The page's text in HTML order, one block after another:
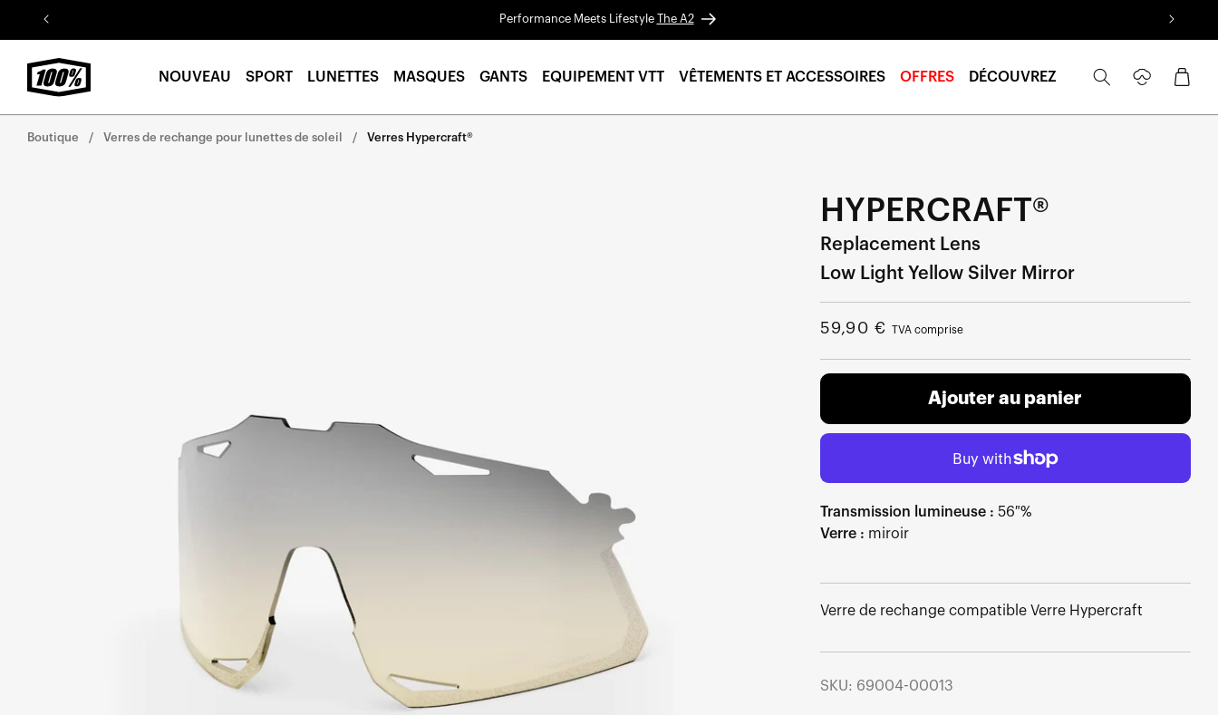
Aller au
contenu
Performance Meets Lifestyle The A2
NOUVEAU SPORT LUNETTES MASQUES GANTS EQUIPEMENT VTT VÊTEMENTS ET ACCESSOIRES OFFRES DÉCOUVREZ
connecter
Panier
Boutique Verres de rechange pour lunettes de soleil Verres Hypercraft®
HYPERCRAFT®
Replacement Lens
Low Light Yellow Silver Mirror
Prix
59,90 € TVA comprise
Ajouter au panier
Transmission lumineuse : 56 %
Verre : miroir
Verre de rechange compatible Verre Hypercraft
SKU: 69004-00013